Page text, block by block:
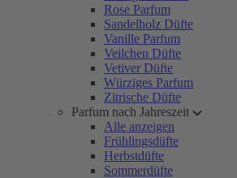
Rose Parfum
Sandelholz Düfte
Vanille Parfum
Veilchen Düfte
Vetiver Düfte
Würziges Parfum
Zitrische Düfte
Parfum nach Jahreszeit
Alle anzeigen
Frühlingsdüfte
Herbstdüfte
Sommerdüfte